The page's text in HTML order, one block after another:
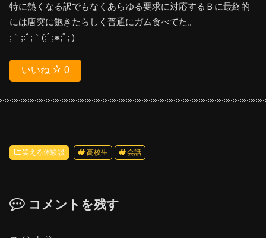
特に熱くなる訳でもなくあらゆる要求に対応するＢに最終的
には唐突に飽きたらしく普通にガム食べてた。
;｀;:ﾞ;｀(;ﾟ;ж;ﾟ; )
いいね 0
笑える体験談 高校生 会話
コメントを残す